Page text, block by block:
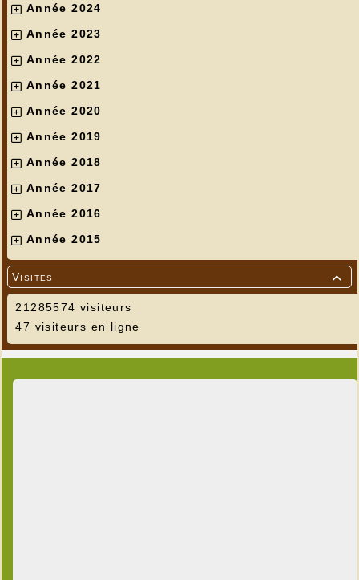
Année 2024
Année 2023
Année 2022
Année 2021
Année 2020
Année 2019
Année 2018
Année 2017
Année 2016
Année 2015

Visites
21285574 visiteurs
47 visiteurs en ligne